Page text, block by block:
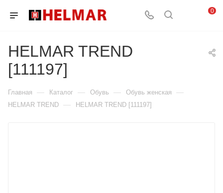
0
HELMAR TREND
[111197]
Главная — Каталог — Обувь — Обувь женская —
HELMAR TREND — HELMAR TREND [111197]